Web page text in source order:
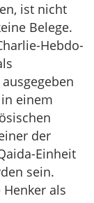
ist nicht
Belege.
Hebdo-
einem
der
Einheit
sein.
als